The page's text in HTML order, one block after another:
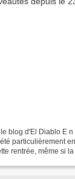
blog d'El Diablo E
particulièrement
rentrée, même si